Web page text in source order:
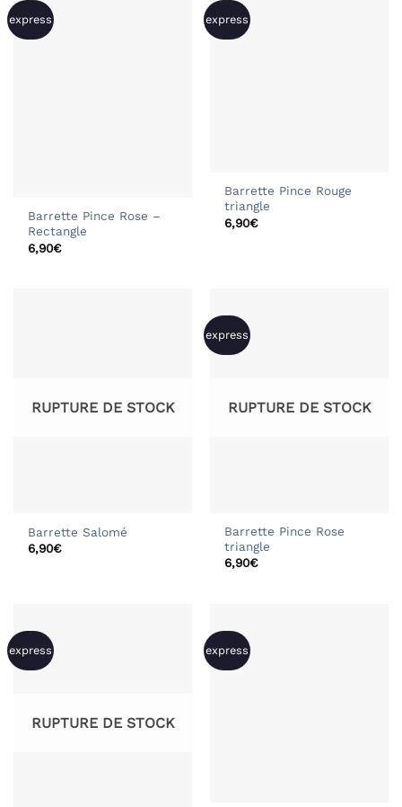
express
Barrette Pince Rose –
Rectangle
6,90€
express
Barrette Pince Rouge
triangle
6,90€
RUPTURE DE STOCK
Barrette Salomé
6,90€
express
RUPTURE DE STOCK
Barrette Pince Rose
triangle
6,90€
express
RUPTURE DE STOCK
express